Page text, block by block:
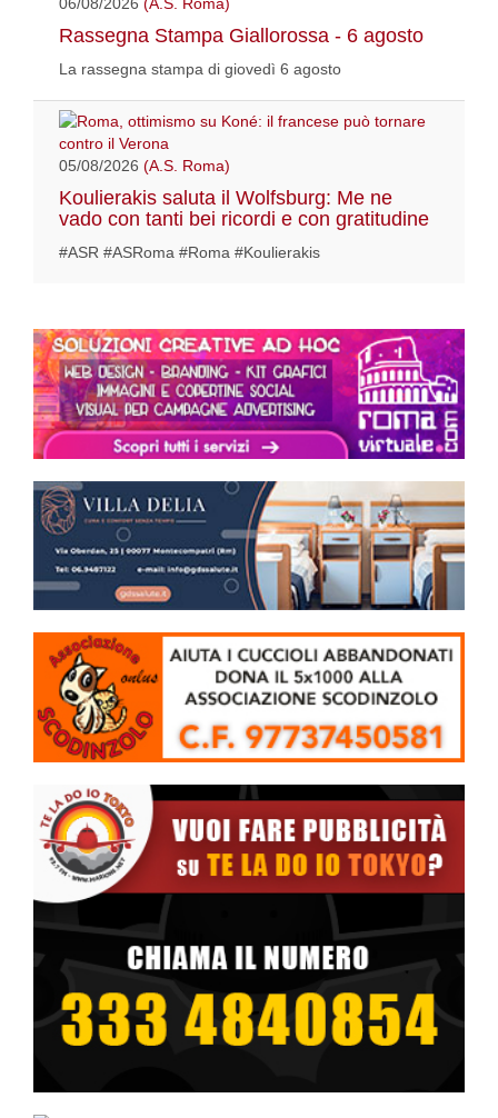
06/08/2026 (A.S. Roma)
Rassegna Stampa Giallorossa - 6 agosto
La rassegna stampa di giovedì 6 agosto
05/08/2026 (A.S. Roma)
Koulierakis saluta il Wolfsburg: Me ne
vado con tanti bei ricordi e con gratitudine
#ASR #ASRoma #Roma #Koulierakis